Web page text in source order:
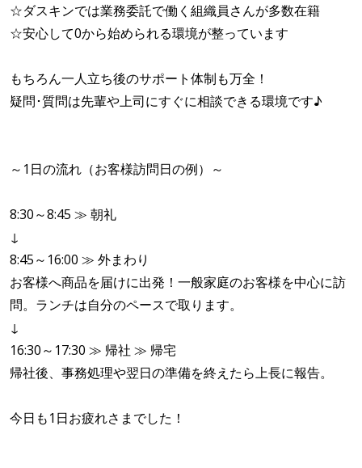
☆ダスキンでは業務委託で働く組織員さんが多数在籍
☆安心して0から始められる環境が整っています
もちろん一人立ち後のサポート体制も万全！
疑問･質問は先輩や上司にすぐに相談できる環境です♪
～1日の流れ（お客様訪問日の例）～
8:30～8:45 ≫ 朝礼
↓
8:45～16:00 ≫ 外まわり
お客様へ商品を届けに出発！一般家庭のお客様を中心に訪
問。ランチは自分のペースで取ります。
↓
16:30～17:30 ≫ 帰社 ≫ 帰宅
帰社後、事務処理や翌日の準備を終えたら上長に報告。
今日も1日お疲れさまでした！